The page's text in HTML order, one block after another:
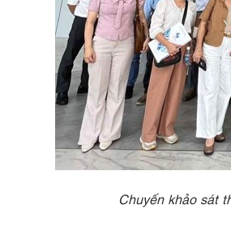
Chuyến khảo sát